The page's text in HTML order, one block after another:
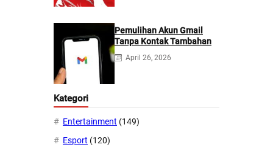
Pemulihan Akun Gmail
Tanpa Kontak Tambahan
April 26, 2026
Kategori
Entertainment (149)
Esport (120)